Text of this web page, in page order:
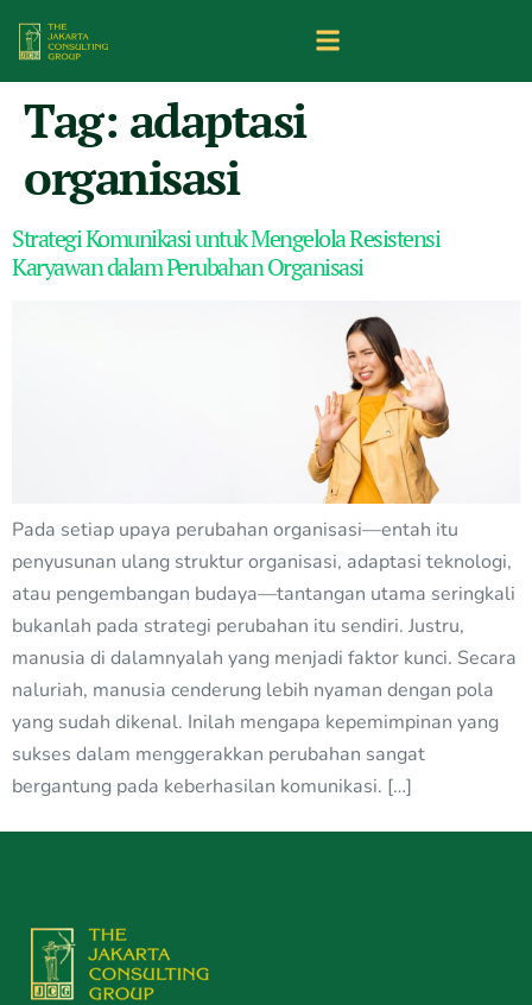
Tag: adaptasi
organisasi
Strategi Komunikasi untuk Mengelola Resistensi
Karyawan dalam Perubahan Organisasi
Pada setiap upaya perubahan organisasi—entah itu
penyusunan ulang struktur organisasi, adaptasi teknologi,
atau pengembangan budaya—tantangan utama seringkali
bukanlah pada strategi perubahan itu sendiri. Justru,
manusia di dalamnyalah yang menjadi faktor kunci. Secara
naluriah, manusia cenderung lebih nyaman dengan pola
yang sudah dikenal. Inilah mengapa kepemimpinan yang
sukses dalam menggerakkan perubahan sangat
bergantung pada keberhasilan komunikasi. […]